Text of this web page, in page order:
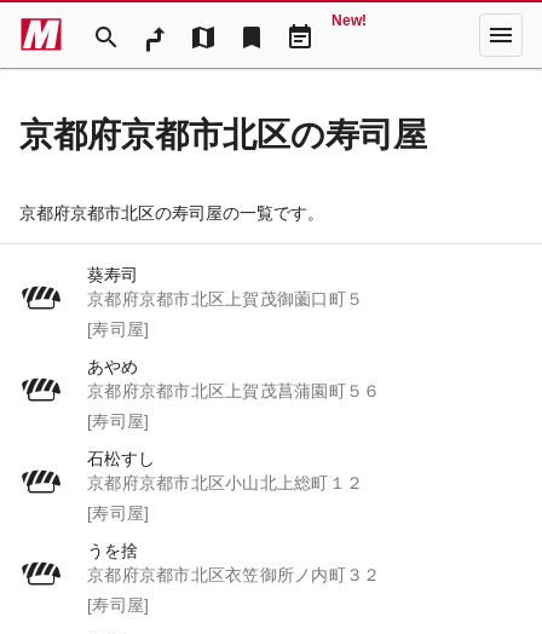
search map bookmark event_note
New! menu
京都府京都市北区の寿司屋
京都府京都市北区の寿司屋の一覧です。
葵寿司
京都府京都市北区上賀茂御薗口町５
[寿司屋]
あやめ
京都府京都市北区上賀茂菖蒲園町５６
[寿司屋]
石松すし
京都府京都市北区小山北上総町１２
[寿司屋]
うを捨
京都府京都市北区衣笠御所ノ内町３２
[寿司屋]